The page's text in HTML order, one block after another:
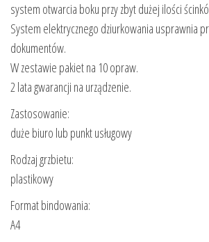
system otwarcia boku przy zbyt dużej ilości
System elektrycznego dziurkowania usprawnia
dokumentów.
W zestawie pakiet na 10 opraw.
2 lata gwarancji na urządzenie.
Zastosowanie:
duże biuro lub punkt usługowy
Rodzaj grzbietu:
plastikowy
Format bindowania:
A4